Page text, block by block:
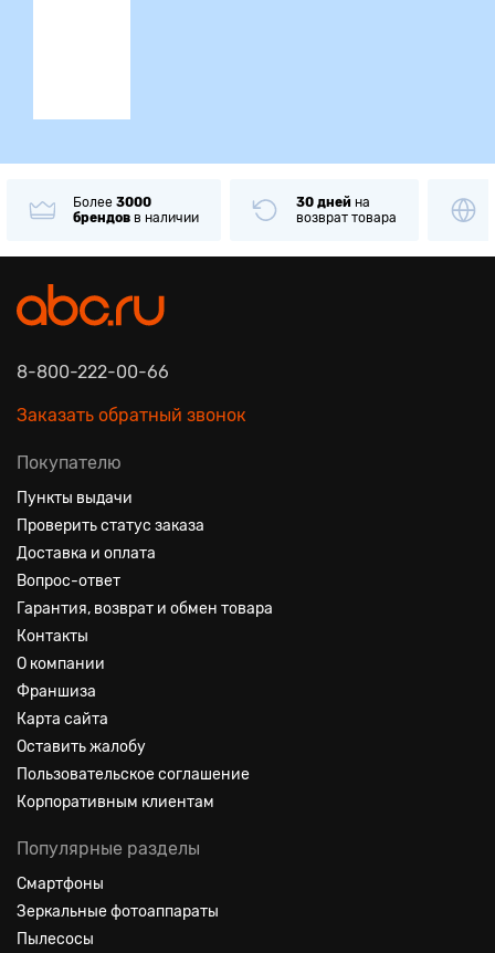
Более 3000
брендов в наличии
30 дней на
возврат товара
8-800-222-00-66
Заказать обратный звонок
Покупателю
Пункты выдачи
Проверить статус заказа
Доставка и оплата
Вопрос-ответ
Гарантия, возврат и обмен товара
Контакты
О компании
Франшиза
Карта сайта
Оставить жалобу
Пользовательское соглашение
Корпоративным клиентам
Популярные разделы
Смартфоны
Зеркальные фотоаппараты
Пылесосы